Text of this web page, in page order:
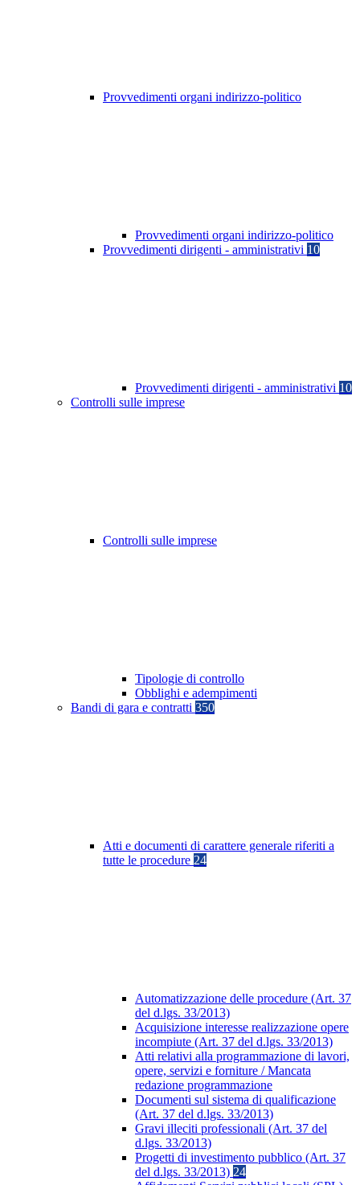
Provvedimenti organi indirizzo-politico
Provvedimenti organi indirizzo-politico
Provvedimenti dirigenti - amministrativi 10
Provvedimenti dirigenti - amministrativi 10
Controlli sulle imprese
Controlli sulle imprese
Tipologie di controllo
Obblighi e adempimenti
Bandi di gara e contratti 350
Atti e documenti di carattere generale riferiti a
tutte le procedure 24
Automatizzazione delle procedure (Art. 37
del d.lgs. 33/2013)
Acquisizione interesse realizzazione opere
incompiute (Art. 37 del d.lgs. 33/2013)
Atti relativi alla programmazione di lavori,
opere, servizi e forniture / Mancata
redazione programmazione
Documenti sul sistema di qualificazione
(Art. 37 del d.lgs. 33/2013)
Gravi illeciti professionali (Art. 37 del
d.lgs. 33/2013)
Progetti di investimento pubblico (Art. 37
del d.lgs. 33/2013) 24